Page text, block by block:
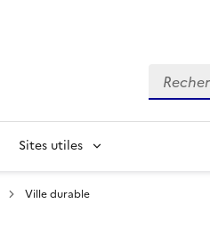
Recherche
Sites utiles
Ville durable